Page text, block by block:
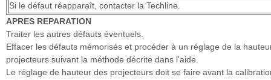
Si le défaut réapparaît, contacter la Techline.
APRES REPARATION
Traiter les autres défauts éventuels.
Effacer les défauts mémorisés et procéder à un réglage de la
projecteurs suivant la méthode décrite dans l'aide.
Le réglage de hauteur des projecteurs doit se faire avant la